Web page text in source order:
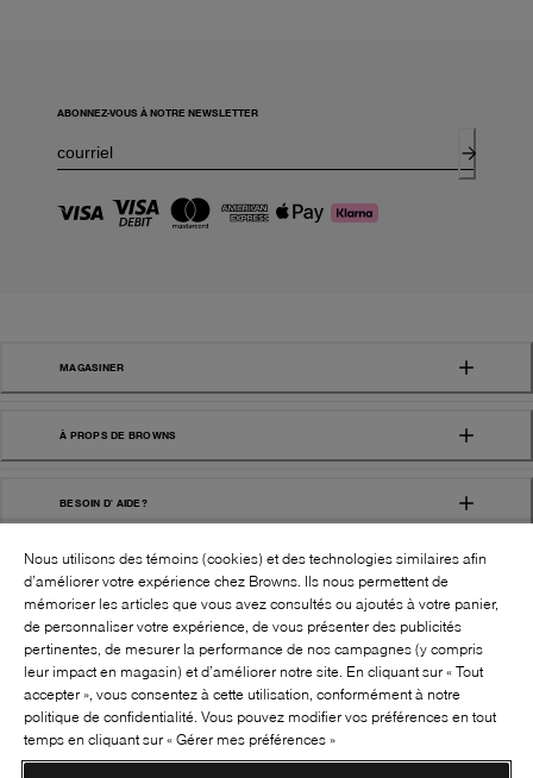
ABONNEZ-VOUS À NOTRE NEWSLETTER
MAGASINER
À PROPS DE BROWNS
BESOIN D' AIDE?
BROWNS SHOES INC. TOUS DROITS
RÉSERVÉS
SUIVEZ-NOUS!:
Nous utilisons des témoins (cookies) et des technologies similaires afin
d’améliorer votre expérience chez Browns. Ils nous permettent de
mémoriser les articles que vous avez consultés ou ajoutés à votre panier,
de personnaliser votre expérience, de vous présenter des publicités
pertinentes, de mesurer la performance de nos campagnes (y compris
leur impact en magasin) et d’améliorer notre site. En cliquant sur « Tout
accepter », vous consentez à cette utilisation, conformément à notre
politique de confidentialité. Vous pouvez modifier vos préférences en tout
temps en cliquant sur « Gérer mes préférences »